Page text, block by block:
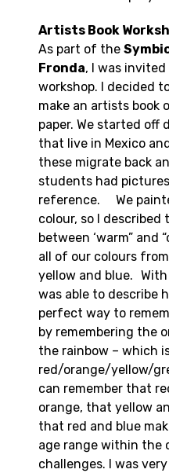
Artists Book
As part of the
Fronda, I was
workshop. I decided
make an artists book
paper. We started off
that live in Mexico
these migrate back
students had
reference. We
colour, so I
between ‘warm” and
all of our colours
yellow and blue.
was able to describe
perfect way to
by remembering the
the rainbow – which
red/orange/yellow/
can remember that
orange, that yellow
that red and blue
age range within the
challenges. I was